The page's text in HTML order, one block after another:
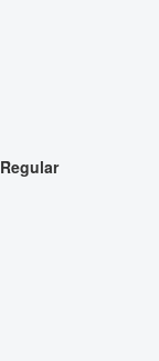
Regular